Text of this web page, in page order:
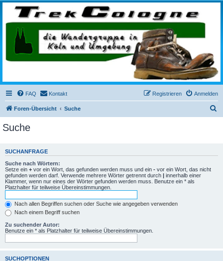
trekcologne.de
Wanderungen rund um Köln
FAQ Kontakt Anmelden
Registrieren
Foren-Übersicht Suche
e
Suche
SUCHANFRAGE
Suche nach Wörtern:
Setze ein + vor ein Wort, das gefunden werden muss und ein - vor ein Wort, das nicht
gefunden werden darf. Verwende mehrere Wörter getrennt durch
innerhalb einer
Klammer, wenn nur eines der Wörter gefunden werden muss. Benutze ein * als
Platzhalter für teilweise Übereinstimmungen.
Nach allen Begriffen suchen oder Suche wie angegeben verwenden
Nach einem Begriff suchen
Zu suchender Autor:
Benutze ein * als Platzhalter für teilweise Übereinstimmungen.
SUCHOPTIONEN